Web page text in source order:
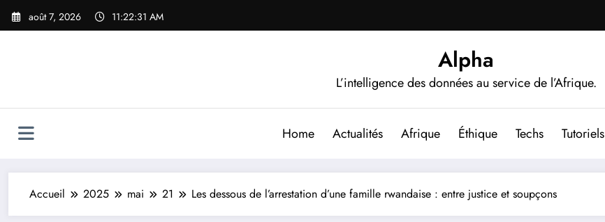
Aller
août 7, 2026 11:22:33 AM
Alpha
L’intelligence des données au service de l’Afrique.
Home Actualités Afrique Éthique Techs Tutoriels
Accueil 2025 mai 21 Les dessous de l’arrestation d’une famille rwandaise : entre justice et soupçons